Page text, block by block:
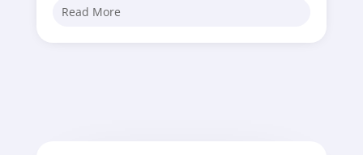
Read More